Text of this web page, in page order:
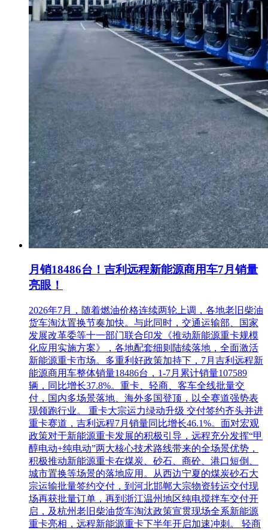
另行提供纸质版补充文件。
4.5本项目不接受窗口购买招标文件。
4.6.1凡受到相关行政监督部门限制投标的企业，请慎重购买。
4.6.2宁波市阳光服务平台系统使用费收取按照宁波市阳光采购
服务平台(http://ygcg.nbcqjy.org/)平台的收费标准执行。
5.投标文件的递交
5.1递交投标文件的截止时间即开标时间为2024年08月21日09
时30分。
5.2本次招标采用远程不见面开标，投标人应当使用“电子投标
文件制作工具”制作加密电子投标文件并将投标文件上传至“宁
波市阳光采购服务平台网上投标系统
(https://ygcg.nbcqjy.org:8071/login.html)”，逾期未完成线上上传
或未按规定加密的投标文件，招标人(或招标代理人)将予以拒
收。
5.3线上投标相关业务咨询：0574-88029656，技术支持：0574-
87187195，软件支持：13396609883。
6.1开标时间：2024年08月21日09时30分。
6.2开标地点：本项目在宁波市阳光采购服务平台(宁波市鄞州
区宁穿路1679号金融硅谷七号楼裙楼(实怡中心14)三楼)进行不
见面开标直播，投标人无需派授权代表出席开标会议。投标人
可通过不见面直播系统(http://ygcg.nbcqjy.org:8062/)，在线观看
开标直播过程。
6.3投标文件解密：投标人须在开标时间后60分钟内完成解
密，除因招标人或系统原因外，解密失败或解密超时的，视为
投标人撤回其投标文件。
7.监督部门
本招标项目的监督部门为：宁波市轨道交通集团有限公司合约
管理部。
8.发布公告的媒介
月销18486台！吉利远程新能源商用车7月销量
亮眼！
2026年7月，随着燃油价格连续两轮上调，各地老旧柴油
货车淘汰置换节奏加快。与此同时，交通运输部、国家
发展改革委等十一部门联合印发《推动新能源重卡规模
化应用实施方案》，各地配套细则陆续落地，全面激活
新能源重卡市场。多重利好政策加持下，7月吉利远程新
能源商用车整体销量18486台，1-7月累计销量107589
辆，同比增长37.8%。重卡、轻商、客车全线批量交
付，国内多场景落地、海外多国登顶，以全赛道强势表
现领跑行业。 重卡大宗运力绿动升级 交付签约齐头并进
重卡赛道，吉利远程7月销量同比增长46.1%。面对宏观
政策对于新能源重卡发展的积极引导，远程充分发挥“甲
醇电动+纯电动”两大核心技术路线带来的全场景优势，
积极推动新能源重卡在煤炭、砂石、商砼、港口短倒、
城市置换等场景的落地应用。从西边宁夏的煤炭砂石大
宗运输批量签约交付，到河北邯郸大宗物资转运交付现
场再获批量订单，再到浙江温州地区纯电搅拌车交付开
启，及杭州老旧柴油货车淘汰政策宣贯现场全系新能源
重卡亮相，远程新能源重卡下半年开启加速冲刺。 轻商